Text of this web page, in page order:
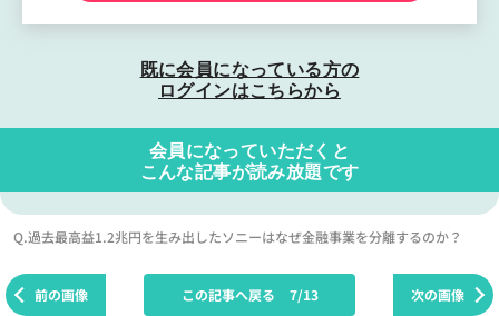
既に会員になっている方の
ログインはこちらから
会員になっていただくと
こんな記事が読み放題です
Q.過去最高益1.2兆円を生み出したソニーはなぜ金融事業を分離するのか？
前の画像 次の画像
この記事へ戻る 7/13